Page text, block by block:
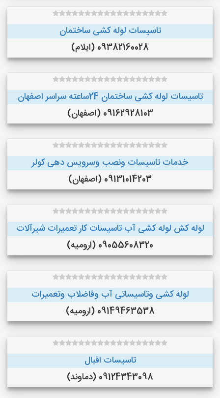
تاسیسات لوله کشی ساختمان
09382160028 (ایلام)
تاسیسات لوله کشی ساختمان 24ساعته سراسر اصفهان
09162928103 (اصفهان)
خدمات تاسیسات ونصب وسرویس دهی کولر
09131014203 (اصفهان)
لوله کش لوله کشی آب تاسیسات کار تعمیرات شیرآلات
09055608320 (ارومیه)
لوله کشی وتاسیساتی آب وفاضلاب وتعمیرات
09149463538 (ارومیه)
تاسیسات اقبال
09124343098 (دماوند)